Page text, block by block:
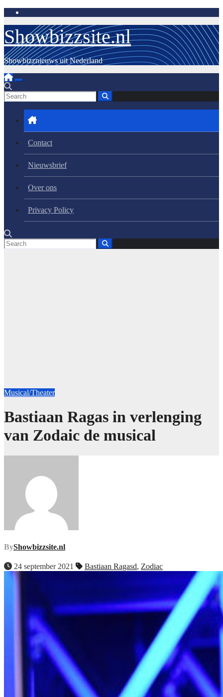
Skip
content
Showbizzsite.nl
Showbizznieuws uit Nederland
Contact
Nieuwsbrief
Over ons
Privacy Policy
Musical/Theater
Bastiaan Ragas in verlenging
van Zodaic de musical
ByShowbizzsite.nl
24 september 2021 Bastiaan Ragasd, Zodiac